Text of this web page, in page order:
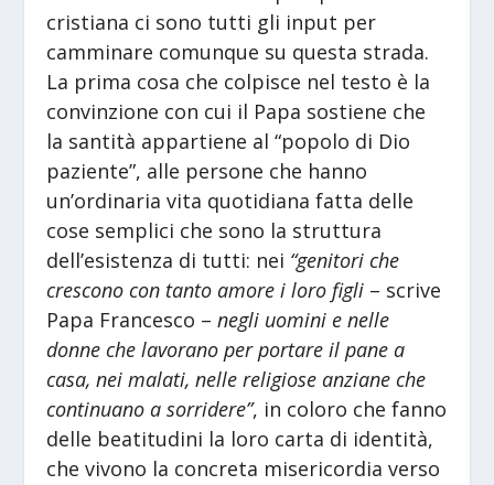
cristiana ci sono tutti gli input per
camminare comunque su questa strada.
La prima cosa che colpisce nel testo è la
convinzione con cui il Papa sostiene che
la santità appartiene al “popolo di Dio
paziente”, alle persone che hanno
un’ordinaria vita quotidiana fatta delle
cose semplici che sono la struttura
dell’esistenza di tutti: nei “genitori che
crescono con tanto amore i loro figli – scrive
Papa Francesco – negli uomini e nelle
donne che lavorano per portare il pane a
casa, nei malati, nelle religiose anziane che
continuano a sorridere”, in coloro che fanno
delle beatitudini la loro carta di identità,
che vivono la concreta misericordia verso